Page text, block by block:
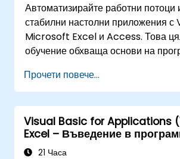
Автоматизирайте работни потоци
стабилни настолни приложения с
Microsoft Excel и Access. Това
обучение обхваща основи на
SQL бази данни, разработка на
интерфейс, техники за дебъгване,
грешки и разширени процедури
Excel чрез практически
предоставяйки възможност на
финансови специалисти и
Прочети повече...
Visual Basic for Applications
Excel – Въведение в
21 Часа